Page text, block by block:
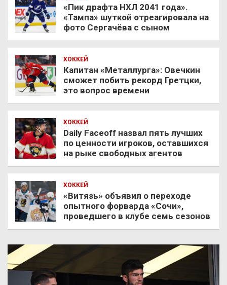
«Пик драфта НХЛ 2041 года».
«Тампа» шуткой отреагировала на
фото Сергачёва с сыном
ХОККЕЙ
Капитан «Металлурга»: Овечкин
сможет побить рекорд Гретцки,
это вопрос времени
ХОККЕЙ
Daily Faceoff назвал пять лучших
по ценности игроков, оставшихся
на рыке свободных агентов
ХОККЕЙ
«Витязь» объявил о переходе
опытного форварда «Сочи»,
проведшего в клубе семь сезонов